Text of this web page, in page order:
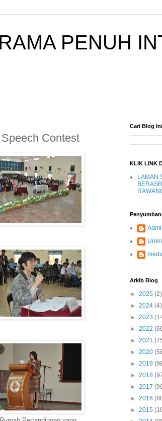
PENUH
Contest
Cari Blog Ini
KLIK LINK
LAMAN
Arkib Blog
► 2025 (2)
► 2024 (4)
► 2023
► 2022
► 2021
► 2020
► 2019
► 2018
► 2017
► 2016
► 2015